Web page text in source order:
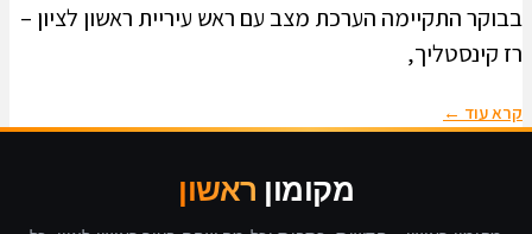
בבוקר התקיימה הערכת מצב עם ראש עיריית ראשון לציון –
רז קינסטליך,
קרא עוד ←
מקומון ראשון